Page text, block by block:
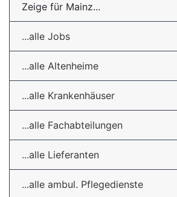
Zeige für Mainz...
...alle Jobs
...alle Altenheime
...alle Krankenhäuser
...alle Fachabteilungen
...alle Lieferanten
...alle ambul. Pflegedienste